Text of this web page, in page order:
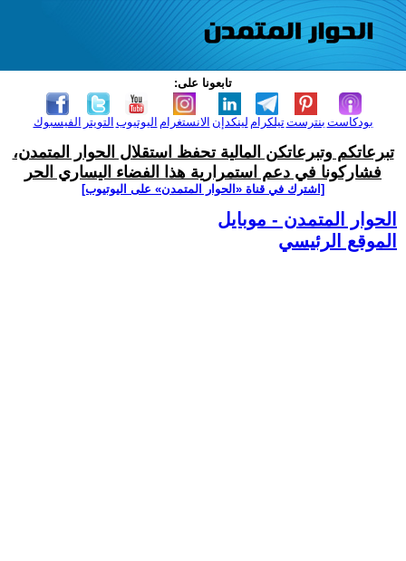
تابعونا على:
الفيسبوك التويتر اليوتيوب الانستغرام لينكدإن تيلكرامبنترست بودكاست
تبرعاتكم وتبرعاتكن المالية تحفظ استقلال الحوار المتمدن،
فشاركونا في دعم استمرارية هذا الفضاء اليساري الحر
[اشترك في قناة ‫«الحوار المتمدن» على اليوتيوب]
الحوار المتمدن - موبايل
الموقع الرئيسي